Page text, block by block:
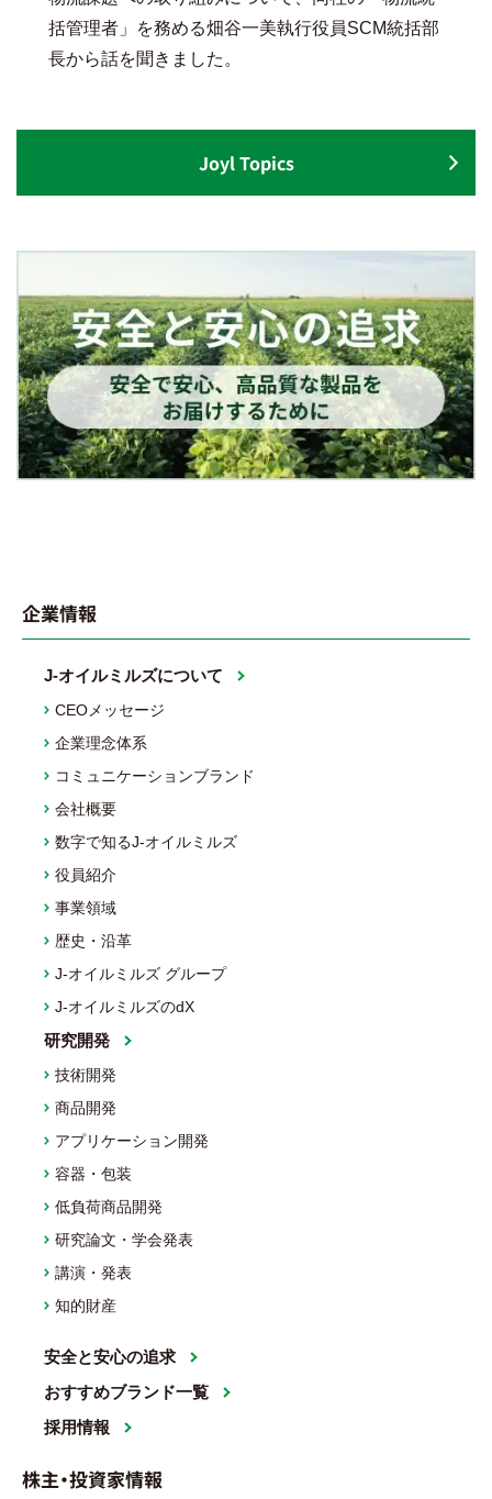
括管理者」を務める畑谷一美執行役員SCM統括部
長から話を聞きました。
Joyl Topics
企業情報
J-オイルミルズについて
CEOメッセージ
企業理念体系
コミュニケーションブランド
会社概要
数字で知るJ-オイルミルズ
役員紹介
事業領域
歴史・沿革
J-オイルミルズ グループ
J-オイルミルズのdX
研究開発
技術開発
商品開発
アプリケーション開発
容器・包装
低負荷商品開発
研究論文・学会発表
講演・発表
知的財産
安全と安心の追求
おすすめブランド一覧
採用情報
株主・投資家情報